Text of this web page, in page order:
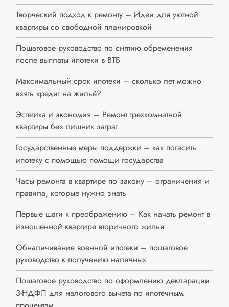
Творческий подход к ремонту – Идеи для уютной
квартиры со свободной планировкой
Пошаговое руководство по снятию обременения
после выплаты ипотеки в ВТБ
Максимальный срок ипотеки – сколько лет можно
взять кредит на жильё?
Эстетика и экономия – Ремонт трехкомнатной
квартиры без лишних затрат
Государственные меры поддержки – как погасить
ипотеку с помощью помощи государства
Часы ремонта в квартире по закону – ограничения и
правила, которые нужно знать
Первые шаги к преображению – Как начать ремонт в
изношенной квартире вторичного жилья
Обналичивание военной ипотеки – пошаговое
руководство к получению наличных
Пошаговое руководство по оформлению декларации
3-НДФЛ для налогового вычета по ипотечным